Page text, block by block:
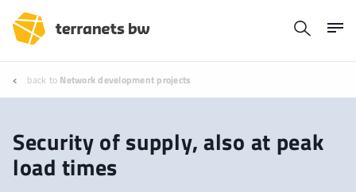
back to Network development projects
Security of supply, also at peak
load times